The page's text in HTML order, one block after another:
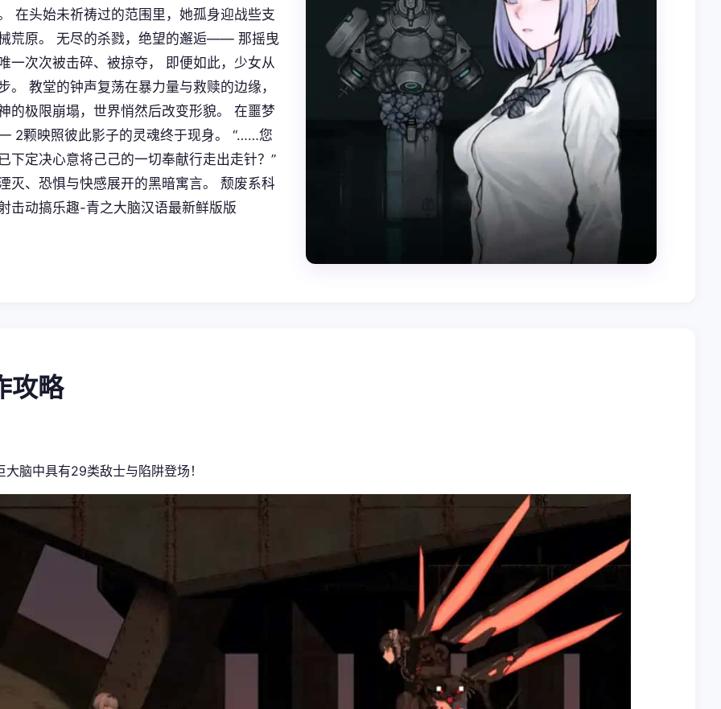
在头始未祈祷过的范围里，她孤身迎战些支
荒原。 无尽的杀戮，绝望的邂逅—— 那摇曳
一次次被击碎、被掠夺， 即便如此，少女从
。 教堂的钟声复荡在暴力量与救赎的边缘，
的极限崩塌，世界悄然后改变形貌。 在噩梦
2颗映照彼此影子的灵魂终于现身。 “……您
下定决心意将己己的一切奉献行走出走针？”
灭、恐惧与快感展开的黑暗寓言。 颓废系科
击动搞乐趣-青之大脑汉语最新鲜版版
攻略
大脑中具有29类敌士与陷阱登场！